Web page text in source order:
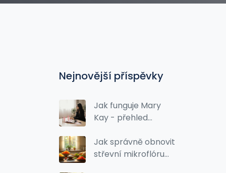
Nejnovější příspěvky
Jak funguje Mary
Kay - přehled
modelu a produktů
Jak správně obnovit
střevní mikroflóru